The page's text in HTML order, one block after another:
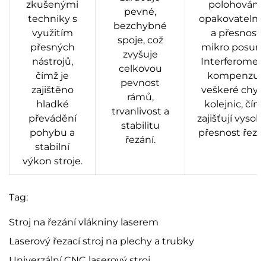
zkušenými
techniky s
využitím
přesných
nástrojů,
čímž je
zajištěno
hladké
převádění
pohybu a
stabilní
výkon stroje.
pevné,
bezchybné
spoje, což
zvyšuje
celkovou
pevnost
rámů,
trvanlivost a
stabilitu
řezání.
polohování,
a přesnost
mikro
kompenzují
veškeré
kolejnic,
zajišťují
přesnost
Tag:
Stroj na řezání vlákniny laserem
Laserový řezací stroj na plechy a trubky